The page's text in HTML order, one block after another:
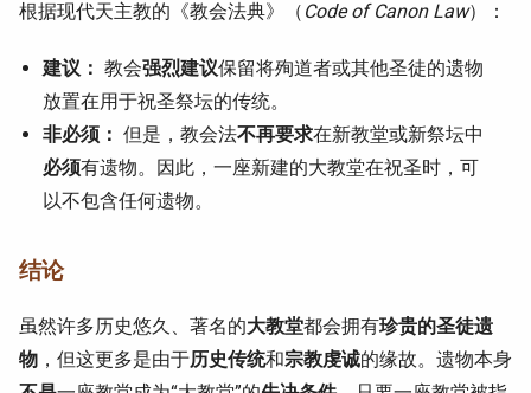
根据现代天主教的《教会法典》（ Code of Canon Law）：
建议： 教会强烈建议保留将殉道者或其他圣徒的遗物
放置在用于祝圣祭坛的传统。
非必须： 但是，教会法不再要求在新教堂或新祭坛中
必须有遗物。因此，一座新建的大教堂在祝圣时，可
以不包含任何遗物。
结论
虽然许多历史悠久、著名的大教堂都会拥有珍贵的圣徒遗
物 ，但这更多是由于历史传统和宗教虔诚的缘故。遗物本身